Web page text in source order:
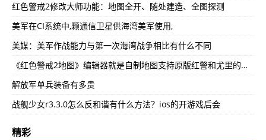
红色警戒2修改大师功能：地图全开、随处建造、全图探测
美军在CI系统中,颗通信卫星供海湾美军使用,
美媒：美军作战能力与第一次海湾战争相比有什么不同
《红色警戒2地图》编辑器就是自制地图支持原版红警和尤里的复仇
解放军单兵装备有多贵
战舰少女r3.3.0怎么反和谐有什么方法？ios的开游戏后会
精彩